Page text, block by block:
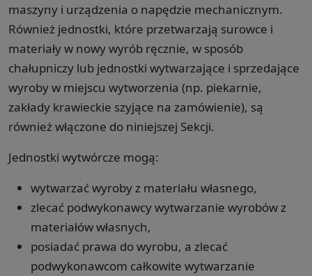
maszyny i urządzenia o napędzie mechanicznym.
Również jednostki, które przetwarzają surowce i
materiały w nowy wyrób ręcznie, w sposób
chałupniczy lub jednostki wytwarzające i sprzedające
wyroby w miejscu wytworzenia (np. piekarnie,
zakłady krawieckie szyjące na zamówienie), są
również włączone do niniejszej Sekcji.
Jednostki wytwórcze mogą:
wytwarzać wyroby z materiału własnego,
zlecać podwykonawcy wytwarzanie wyrobów z
materiałów własnych,
posiadać prawa do wyrobu, a zlecać
podwykonawcom całkowite wytwarzanie